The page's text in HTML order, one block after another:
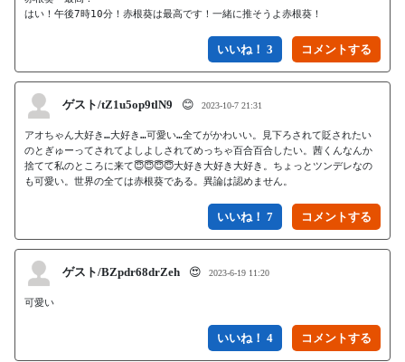
はい！午後7時10分！赤根葵は最高です！一緒に推そうよ赤根葵！
いいね！ 3
ゲスト/tZ1u5op9tlN9 😊 2023-10-7 21:31
アオちゃん大好き…大好き…可愛い…全てがかわいい。見下ろされて貶されたい
のとぎゅーってされてよしよしされてめっちゃ百合百合したい。茜くんなんか
捨てて私のところに来て😇😇😇😇大好き大好き大好き。ちょっとツンデレなの
も可愛い。世界の全ては赤根葵である。異論は認めません。
いいね！ 7
ゲスト/BZpdr68drZeh 😍 2023-6-19 11:20
いいね！ 4